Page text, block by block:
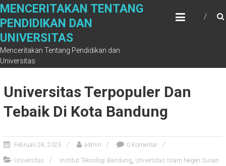
Skip
content
MENCERITAKAN TENTANG
PENDIDIKAN DAN
UNIVERSITAS
Menceritakan Tentang Pendidikan dan
Universitas
Universitas Terpopuler Dan
Tebaik Di Kota Bandung
Februari 28, 2025 admin 0 Komentar
Universitas Institut Teknologi Bandung, Universitas Islam Negeri Sunan